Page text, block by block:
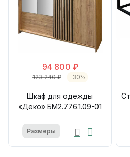
94 800 ₽
123 240 ₽ -30%
Шкаф для одежды
«Деко» БМ2.776.1.09-01
Размеры